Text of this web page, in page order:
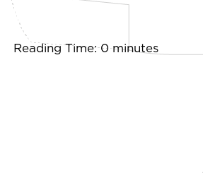
Reading Time: 0 minutes